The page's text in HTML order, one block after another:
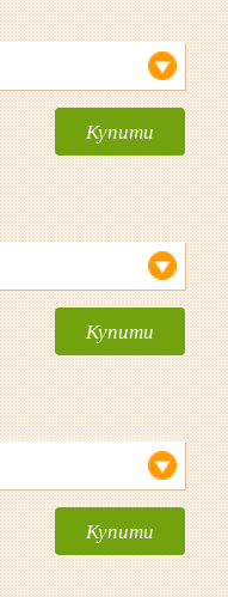
Купити
Купити
Купити